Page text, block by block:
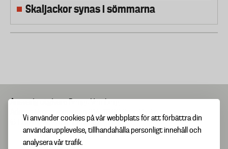
Vi använder cookies på vår webbplats för att förbättra din
användarupplevelse, tillhandahålla personligt innehåll och
analysera vår trafik.
Skaljackor synas i sömmarna
Ansvarig utgivareBengt Vernberg
© Copyright 2025 Testfakta